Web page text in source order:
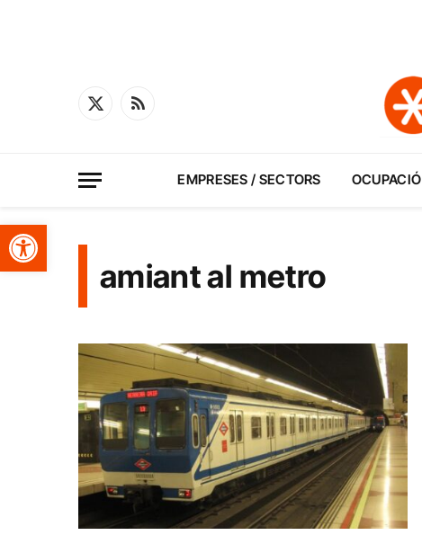
Obre la barra d'eines
X
RSS
EMPRESES / SECTORS OCUPACIÓ
amiant al metro